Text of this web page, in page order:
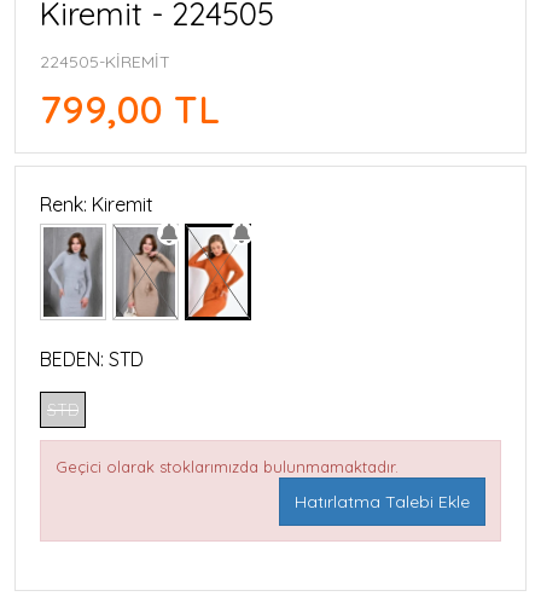
Kiremit - 224505
224505-KİREMİT
799,00 TL
Renk: Kiremit
BEDEN: STD
STD
Geçici olarak stoklarımızda bulunmamaktadır.
Hatırlatma Talebi Ekle